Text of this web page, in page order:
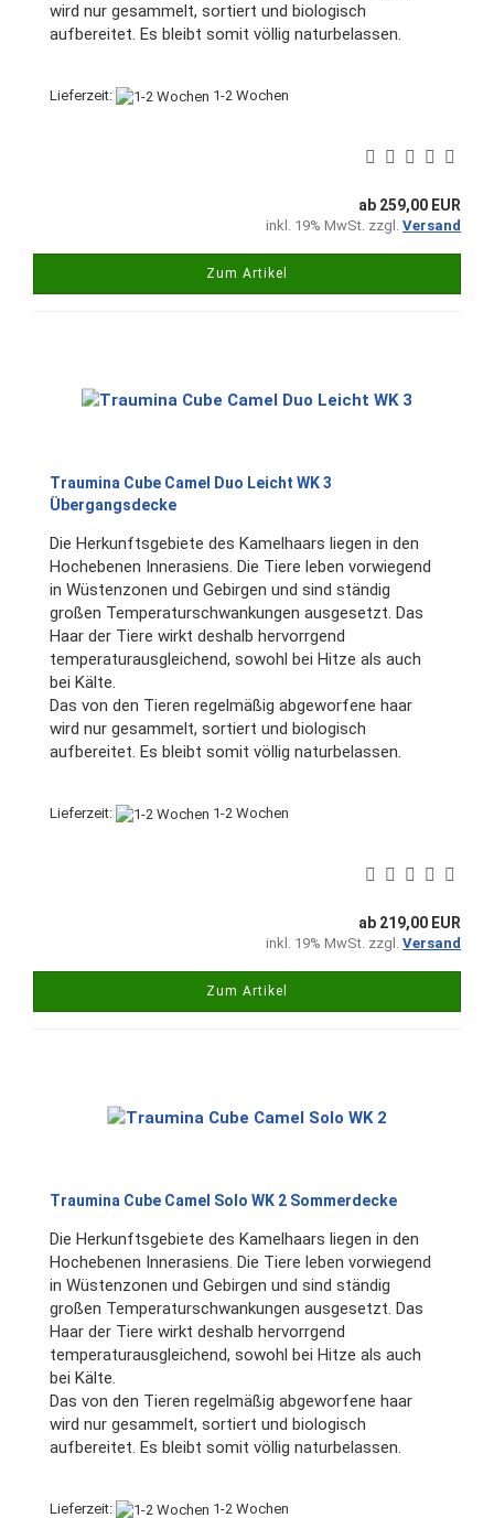
wird nur gesammelt, sortiert und biologisch
aufbereitet. Es bleibt somit völlig naturbelassen.
Lieferzeit: 1-2 Wochen
ab 259,00 EUR
inkl. 19% MwSt. zzgl. Versand
Zum Artikel
Traumina Cube Camel Duo Leicht WK 3
Übergangsdecke
Die Herkunftsgebiete des Kamelhaars liegen in den
Hochebenen Innerasiens. Die Tiere leben vorwiegend
in Wüstenzonen und Gebirgen und sind ständig
großen Temperaturschwankungen ausgesetzt. Das
Haar der Tiere wirkt deshalb hervorrgend
temperaturausgleichend, sowohl bei Hitze als auch
bei Kälte.
Das von den Tieren regelmäßig abgeworfene haar
wird nur gesammelt, sortiert und biologisch
aufbereitet. Es bleibt somit völlig naturbelassen.
Lieferzeit: 1-2 Wochen
ab 219,00 EUR
inkl. 19% MwSt. zzgl. Versand
Zum Artikel
Traumina Cube Camel Solo WK 2 Sommerdecke
Die Herkunftsgebiete des Kamelhaars liegen in den
Hochebenen Innerasiens. Die Tiere leben vorwiegend
in Wüstenzonen und Gebirgen und sind ständig
großen Temperaturschwankungen ausgesetzt. Das
Haar der Tiere wirkt deshalb hervorrgend
temperaturausgleichend, sowohl bei Hitze als auch
bei Kälte.
Das von den Tieren regelmäßig abgeworfene haar
wird nur gesammelt, sortiert und biologisch
aufbereitet. Es bleibt somit völlig naturbelassen.
Lieferzeit: 1-2 Wochen